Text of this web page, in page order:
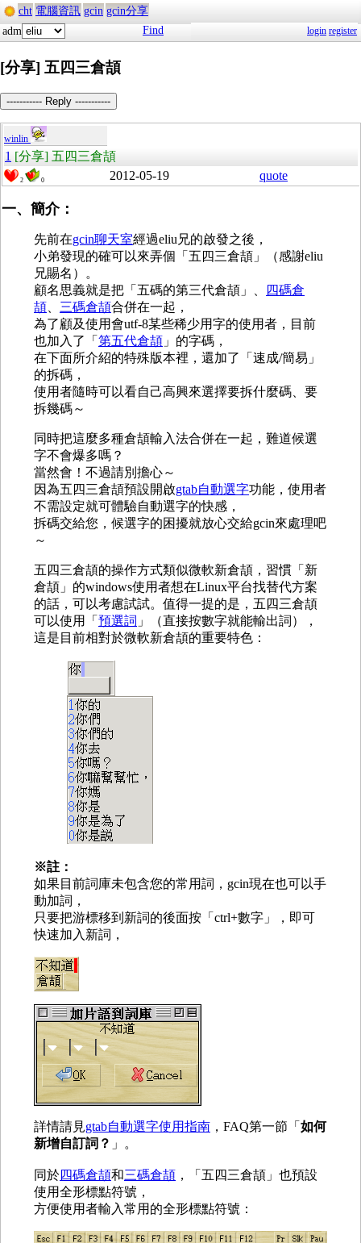
cht 電腦資訊 gcin gcin分享
adm
Find login register
[分享] 五四三倉頡
----------- Reply -----------
winlin
1 [分享] 五四三倉頡
2 0 2012-05-19 quote
一、簡介：
先前在gcin聊天室經過eliu兄的啟發之後，
小弟發現的確可以來弄個「五四三倉頡」（感謝eliu
兄賜名）。
顧名思義就是把「五碼的第三代倉頡」、
四碼倉
頡、 三碼倉頡合併在一起，
為了顧及使用會utf-8某些稀少用字的使用者，目前
也加入了「 第五代倉頡 」的字碼，
在下面所介紹的特殊版本裡，還加了「速成/簡易」
的拆碼，
使用者隨時可以看自己高興來選擇要拆什麼碼、要
拆幾碼～
同時把這麼多種倉頡輸入法合併在一起，難道候選
字不會爆多嗎？
當然會！不過請別擔心～
因為五四三倉頡預設開啟gtab自動選字功能，使用者
不需設定就可體驗自動選字的快感，
拆碼交給您，候選字的困擾就放心交給gcin來處理吧
～
五四三倉頡的操作方式類似微軟新倉頡，習慣「新
倉頡」的windows使用者想在Linux平台找替代方案
的話，可以考慮試試。值得一提的是，五四三倉頡
可以使用「 預選詞 」（直接按數字就能輸出詞），
這是目前相對於微軟新倉頡的重要特色：
※註：
如果目前詞庫未包含您的常用詞，gcin現在也可以手
動加詞，
只要把游標移到新詞的後面按「ctrl+數字」，即可
快速加入新詞，
詳情請見gtab自動選字使用指南 ，FAQ第一節「 如何
新增自訂詞？ 」。
同於四碼倉頡和三碼倉頡 ，「五四三倉頡」也預設
使用全形標點符號，
方便使用者輸入常用的全形標點符號：